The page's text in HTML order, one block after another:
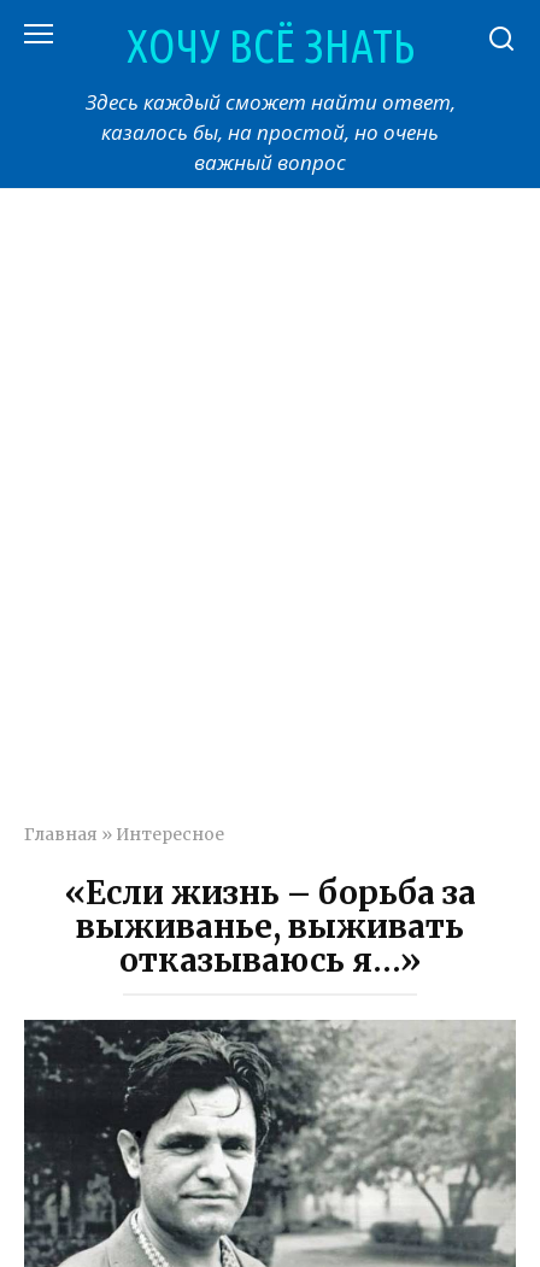
ХОЧУ ВСЁ ЗНАТЬ
Здесь каждый сможет найти ответ,
казалось бы, на простой, но очень
важный вопрос
Главная » Интересное
«Если жизнь – борьба за
выживанье, выживать
отказываюсь я…»